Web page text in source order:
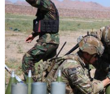
collaborare. Ma nello stesso
parlato di rafforzamento dei